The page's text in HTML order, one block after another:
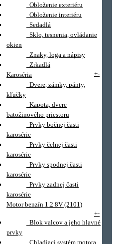
Obloženie exteriéru
Obloženie interiéru
Sedadlá
Sklo, tesnenia, ovládanie
okien
Znaky, loga a nápisy
Zrkadlá
Karoséria
+-
Dvere, zámky, pánty,
kľučky
Kapota, dvere
batožinového priestoru
Prvky bočnej časti
karosérie
Prvky čelnej časti
karosérie
Prvky spodnej časti
karosérie
Prvky zadnej časti
karosérie
Motor benzín 1.2 8V (2101)
+-
Blok valcov a jeho hlavné
prvky
Chladiaci systém motora